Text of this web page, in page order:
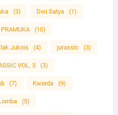
(3) Dwi Satya (1)
(10)
Juknis (4) jurassic (3)
VOL. 3 (3)
(7) Kwarda (9)
(5)